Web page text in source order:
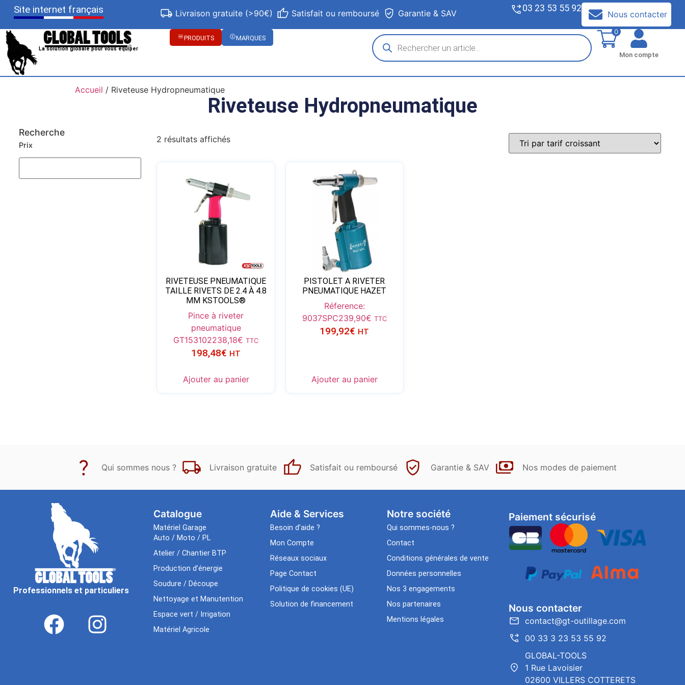
Site internet français Livraison gratuite (>90€) Satisfait ou remboursé Garantie & SAV 03 23 53 55 92
Nous contacter
La solution globale pour vous équiper
PRODUITS MARQUES
0
Mon compte
Accueil / Riveteuse Hydropneumatique
Riveteuse Hydropneumatique
Recherche
Prix
2 résultats affichés
RIVETEUSE PNEUMATIQUE
TAILLE RIVETS DE 2.4 À 4.8
MM KSTOOLS®
Pince à riveter
pneumatique
GT153102238,18€ TTC
198,48€ HT
Ajouter au panier
PISTOLET A RIVETER
PNEUMATIQUE HAZET
Réference:
9037SPC239,90€ TTC
199,92€ HT
Ajouter au panier
Qui sommes nous ? Livraison gratuite Satisfait ou remboursé Garantie & SAV Nos modes de paiement
Professionnels et particuliers
Catalogue
Matériel Garage
Auto / Moto / PL
Atelier / Chantier BTP
Production d’énergie
Soudure / Découpe
Nettoyage et Manutention
Espace vert / Irrigation
Matériel Agricole
Aide & Services​
Besoin d’aide ?
Mon Compte
Réseaux sociaux
Page Contact
Politique de cookies (UE)
Solution de financement
Notre société
Qui sommes-nous ?
Contact
Conditions générales de vente
Données personnelles
Nos 3 engagements
Nos partenaires
Mentions légales
Paiement sécurisé
Nous contacter
contact@gt-outillage.com
00 33 3 23 53 55 92
GLOBAL-TOOLS
1 Rue Lavoisier
02600 VILLERS COTTERETS